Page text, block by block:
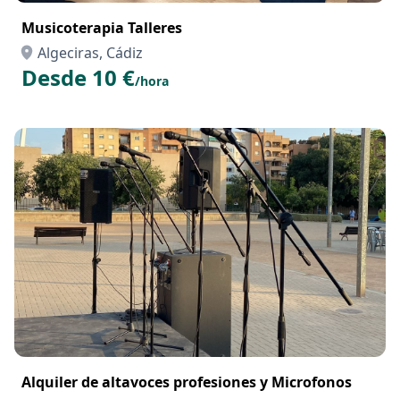
Musicoterapia Talleres
Algeciras, Cádiz
Desde 10 €/hora
Alquiler de altavoces profesiones y Microfonos